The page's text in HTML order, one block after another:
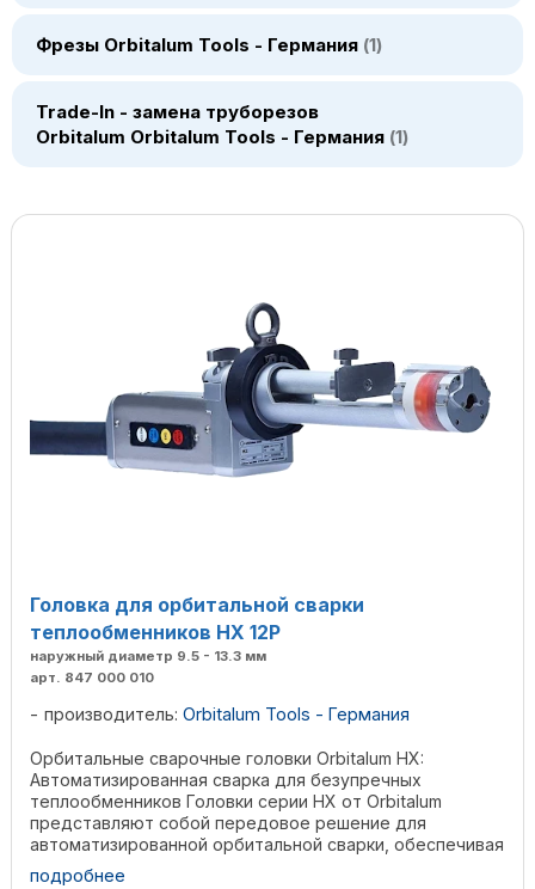
Фрезы Orbitalum Tools - Германия 1
Trade-In - замена труборезов
Orbitalum Orbitalum Tools - Германия 1
Головка для орбитальной сварки
теплообменников HX 12P
наружный диаметр 9.5 - 13.3 мм
арт. 847 000 010
производитель: Orbitalum Tools - Германия
Орбитальные сварочные головки Orbitalum HX:
Автоматизированная сварка для безупречных
теплообменников Головки серии HX от Orbitalum
представляют собой передовое решение для
автоматизированной орбитальной сварки, обеспечивая
высочайшее качество и ...
подробнее